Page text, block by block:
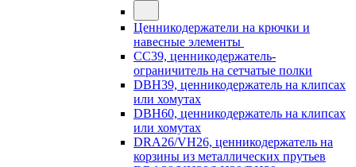
Ценникодержатели на крючки и
навесные элементы
CC39, ценникодержатель-
ограничитель на сетчатые полки
DBH39, ценникодержатель на клипсах
или хомутах
DBH60, ценникодержатель на клипсах
или хомутах
DRA26/VH26, ценникодержатель на
корзины из металлических прутьев